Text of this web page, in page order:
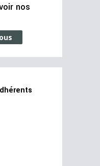
nos